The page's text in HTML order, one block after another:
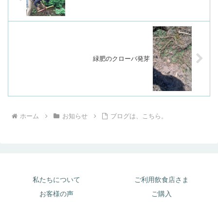
緑肥のクローバ発芽
ホーム お知らせ ブログは、こちら。
私たちについて
ご利用飲食店さま
お客様の声
ご購入